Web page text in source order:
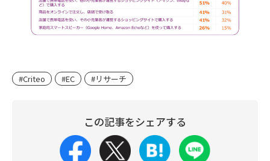
#Criteo #EC #リサーチ
この記事をシェアする